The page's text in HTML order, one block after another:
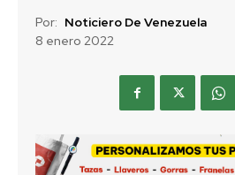
Por: Noticiero De Venezuela
8 enero 2022